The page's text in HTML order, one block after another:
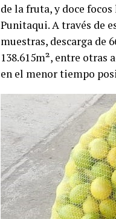
de la fruta, y doce
Punitaqui. A través de
muestras, descarga de
138.615m², entre
en el menor tiempo